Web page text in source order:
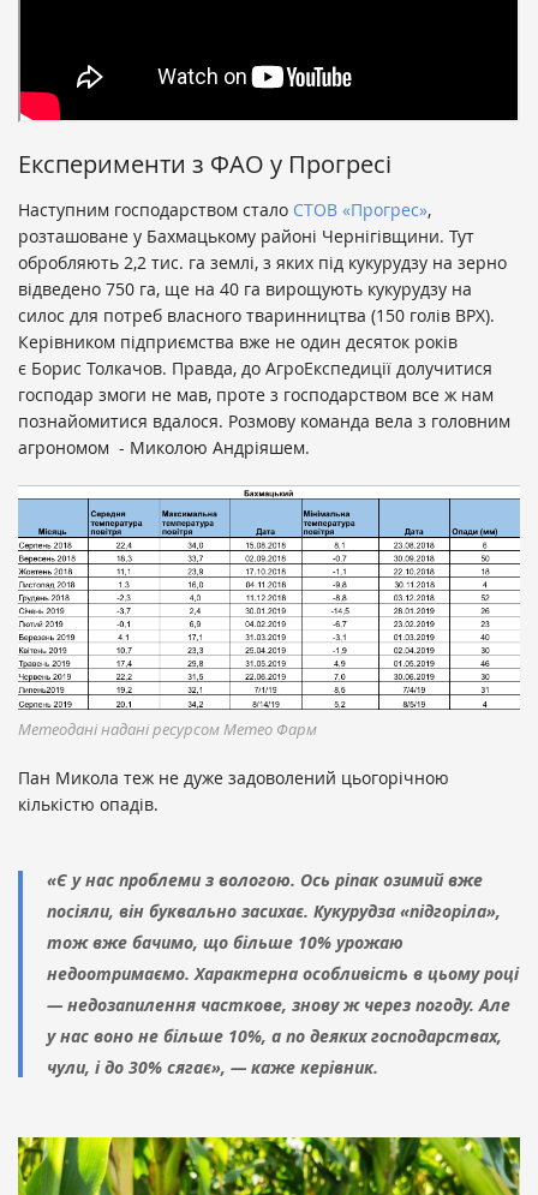
Експерименти з ФАО у Прогресі
Наступним господарством стало СТОВ «Прогрес»,
розташоване у Бахмацькому районі Чернігівщини. Тут
обробляють 2,2 тис. га землі, з яких під кукурудзу на зерно
відведено 750 га, ще на 40 га вирощують кукурудзу на
силос для потреб власного тваринництва (150 голів ВРХ).
Керівником підприємства вже не один десяток років
є Борис Толкачов. Правда, до АгроЕкспедиції долучитися
господар змоги не мав, проте з господарством все ж нам
познайомитися вдалося. Розмову команда вела з головним
агрономом - Миколою Андріяшем.
Метеодані надані ресурсом Метео Фарм
Пан Микола теж не дуже задоволений цьогорічною
кількістю опадів.
«Є у нас проблеми з вологою. Ось ріпак озимий вже
посіяли, він буквально засихає. Кукурудза «підгоріла»,
тож вже бачимо, що більше 10% урожаю
недоотримаємо. Характерна особливість в цьому році
— недозапилення часткове, знову ж через погоду. Але
у нас воно не більше 10%, а по деяких господарствах,
чули, і до 30% сягає», — каже керівник.